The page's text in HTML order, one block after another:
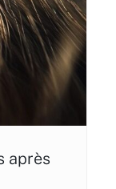
après